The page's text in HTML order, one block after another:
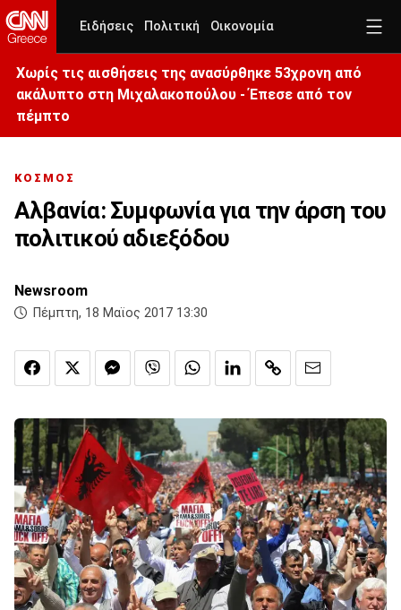
Ειδήσεις Πολιτική Οικονομία
Χωρίς τις αισθήσεις της ανασύρθηκε 53χρονη από
ακάλυπτο στη Μιχαλακοπούλου - Έπεσε από τον
πέμπτο
ΚΟΣΜΟΣ
Αλβανία: Συμφωνία για την άρση του
πολιτικού αδιεξόδου
Newsroom
Πέμπτη, 18 Μαϊος 2017 13:30